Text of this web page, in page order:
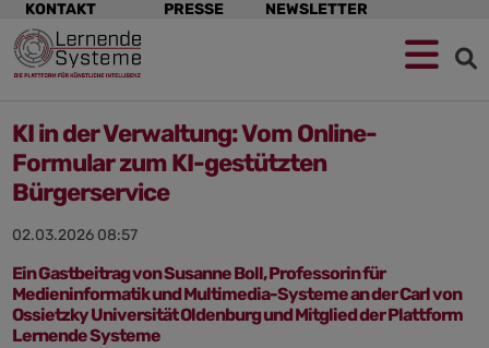
Navigation
überspringen
KONTAKT PRESSE NEWSLETTER
KI in der Verwaltung: Vom Online-
Formular zum KI-gestützten
Bürgerservice
02.03.2026 08:57
Ein Gastbeitrag von Susanne Boll, Professorin für
Medieninformatik und Multimedia-Systeme an der Carl von
Ossietzky Universität Oldenburg und Mitglied der Plattform
Lernende Systeme